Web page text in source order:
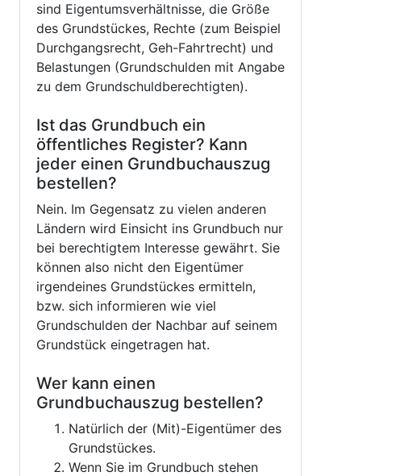
sind Eigentumsverhältnisse, die Größe
des Grundstückes, Rechte (zum Beispiel
Durchgangsrecht, Geh-Fahrtrecht) und
Belastungen (Grundschulden mit Angabe
zu dem Grundschuldberechtigten).
Ist das Grundbuch ein
öffentliches Register? Kann
jeder einen Grundbuchauszug
bestellen?
Nein. Im Gegensatz zu vielen anderen
Ländern wird Einsicht ins Grundbuch nur
bei berechtigtem Interesse gewährt. Sie
können also nicht den Eigentümer
irgendeines Grundstückes ermitteln,
bzw. sich informieren wie viel
Grundschulden der Nachbar auf seinem
Grundstück eingetragen hat.
Wer kann einen
Grundbuchauszug bestellen?
Natürlich der (Mit)-Eigentümer des
Grundstückes.
Wenn Sie im Grundbuch stehen